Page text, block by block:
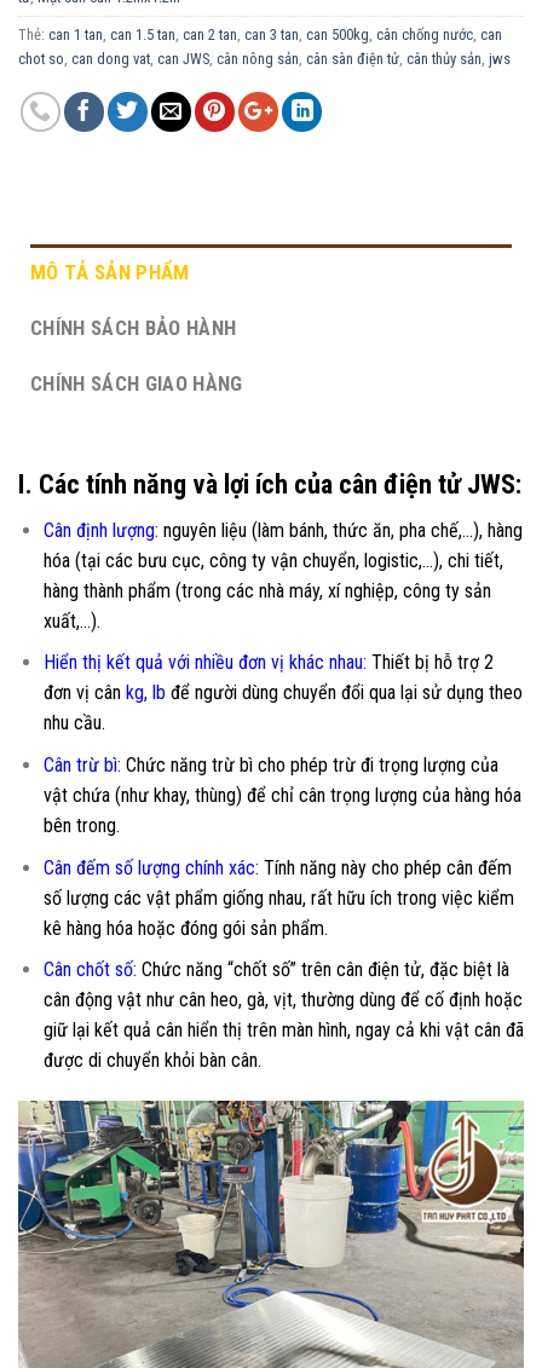
Thẻ: can 1 tan can 1.5 tan can 2 tan can 3 tan can 500kg cân chống nước can
chot so can dong vat can JWS cân nông sản cân sàn điện tử cân thủy sản jws
MÔ TẢ SẢN PHẨM
CHÍNH SÁCH BẢO HÀNH
CHÍNH SÁCH GIAO HÀNG
I. Các tính năng và lợi ích của cân điện tử JWS:
Cân định lượng: nguyên liệu (làm bánh, thức ăn, pha chế,…), hàng
hóa (tại các bưu cục, công ty vận chuyển, logistic,…), chi tiết,
hàng thành phẩm (trong các nhà máy, xí nghiệp, công ty sản
xuất,…).
Hiển thị kết quả với nhiều đơn vị khác nhau: Thiết bị hỗ trợ 2
đơn vị cân kg, lb để người dùng chuyển đổi qua lại sử dụng theo
nhu cầu.
Cân trừ bì: Chức năng trừ bì cho phép trừ đi trọng lượng của
vật chứa (như khay, thùng) để chỉ cân trọng lượng của hàng hóa
bên trong.
Cân đếm số lượng chính xác: Tính năng này cho phép cân đếm
số lượng các vật phẩm giống nhau, rất hữu ích trong việc kiểm
kê hàng hóa hoặc đóng gói sản phẩm.
Cân chốt số: Chức năng “chốt số” trên cân điện tử, đặc biệt là
cân động vật như cân heo, gà, vịt, thường dùng để cố định hoặc
giữ lại kết quả cân hiển thị trên màn hình, ngay cả khi vật cân đã
được di chuyển khỏi bàn cân.